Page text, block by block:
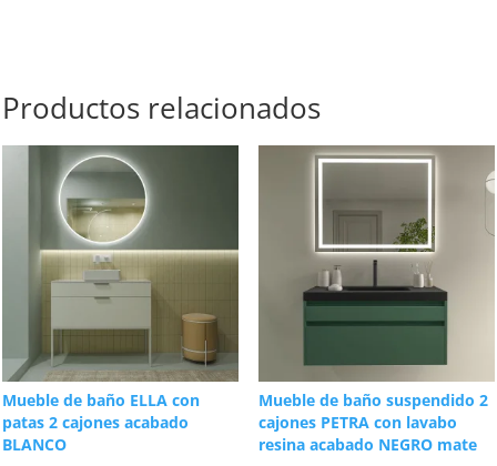
Productos relacionados
Mueble de baño ELLA con
patas 2 cajones acabado
BLANCO
Mueble de baño suspendido 2
cajones PETRA con lavabo
resina acabado NEGRO mate